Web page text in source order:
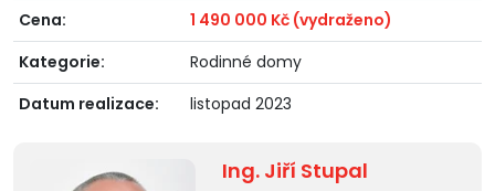
Cena:
1 490 000 Kč (vydraženo)
Kategorie:
Rodinné domy
Datum realizace:
listopad 2023
Ing. Jiří Stupal